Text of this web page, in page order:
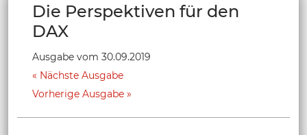
Die Perspektiven für den
DAX
Ausgabe vom 30.09.2019
Nächste Ausgabe
Vorherige Ausgabe